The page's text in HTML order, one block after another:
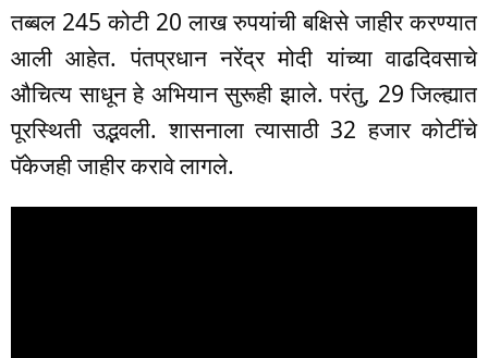
तब्बल 245 कोटी 20 लाख रुपयांची बक्षिसे जाहीर करण्यात
आली आहेत. पंतप्रधान नरेंद्र मोदी यांच्या वाढदिवसाचे
औचित्य साधून हे अभियान सुरूही झाले. परंतु, 29 जिल्ह्यात
पूरस्थिती उद्भवली. शासनाला त्यासाठी 32 हजार कोटींचे
पॅकेजही जाहीर करावे लागले.